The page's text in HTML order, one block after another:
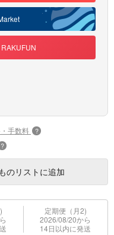
手数料 ?
?
のリストに追加
定期便（月2)
2026/08/20から
14日以内に発送